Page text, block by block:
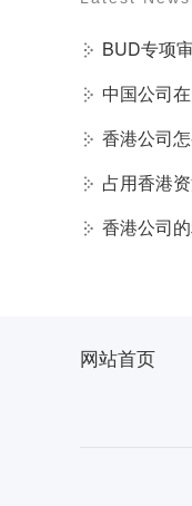
BUD专项
中国公司
香港公司
占用香港
香港公司
网站首页